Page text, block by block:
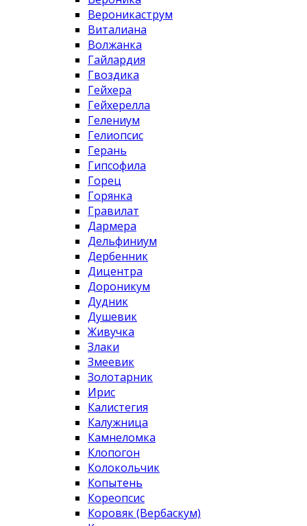
Вероникаструм
Виталиана
Волжанка
Гайлардия
Гвоздика
Гейхера
Гейхерелла
Гелениум
Гелиопсис
Герань
Гипсофила
Горец
Горянка
Гравилат
Дармера
Дельфиниум
Дербенник
Дицентра
Дороникум
Дудник
Душевик
Живучка
Злаки
Змеевик
Золотарник
Ирис
Калистегия
Калужница
Камнеломка
Клопогон
Колокольчик
Копытень
Кореопсис
Коровяк (Вербаскум)